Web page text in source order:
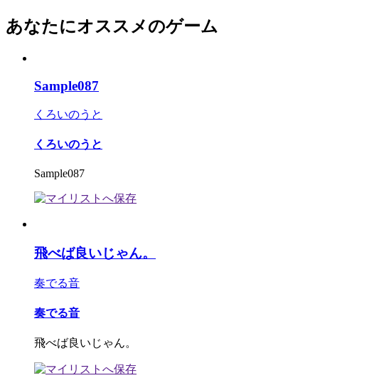
あなたにオススメのゲーム
Sample087
くろいのうと
くろいのうと
Sample087
飛べば良いじゃん。
奏でる音
奏でる音
飛べば良いじゃん。